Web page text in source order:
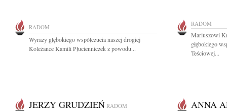
RADOM
Wyrazy głębokiego współczucia naszej drogiej
Koleżance Kamili Płucienniczek z powodu...
RADOM
Mariuszowi
głębokiego
Teściowej...
JERZY GRUDZIEŃ RADOM ANNA